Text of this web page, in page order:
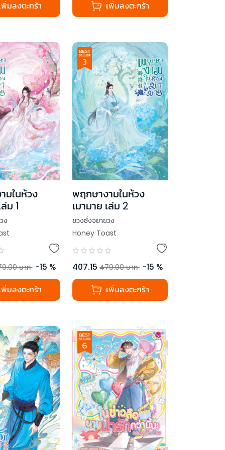
พิ่มลงตะกร้า เพิ่มลงตะกร้า
มในห้วง
ม 1
ง
บาท -15 %
พิ่มลงตะกร้า
พฤกษางามในห้วง
เมามาย เล่ม 2
ขวงซั่งจยาขวง
Honey Toast
407.15 479.00 บาท -15 %
เพิ่มลงตะกร้า